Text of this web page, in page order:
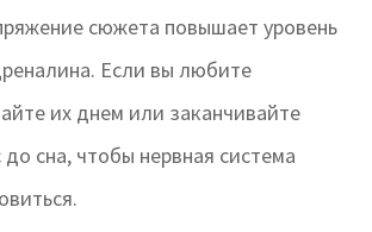
сюжета повышает уровень
Если вы любите
их днем или заканчивайте
сна, чтобы нервная система